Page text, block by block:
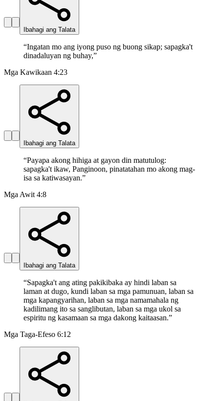
Ibahagi ang Talata
“Ingatan mo ang iyong puso ng buong sikap; sapagka't
dinadaluyan ng buhay,”
Mga Kawikaan 4:23
Ibahagi ang Talata
“Payapa akong hihiga at gayon din matutulog:
sapagka't ikaw, Panginoon, pinatatahan mo akong mag-
isa sa katiwasayan.”
Mga Awit 4:8
Ibahagi ang Talata
“Sapagka't ang ating pakikibaka ay hindi laban sa
laman at dugo, kundi laban sa mga pamunuan, laban sa
mga kapangyarihan, laban sa mga namamahala ng
kadilimang ito sa sanglibutan, laban sa mga ukol sa
espiritu ng kasamaan sa mga dakong kaitaasan.”
Mga Taga-Efeso 6:12